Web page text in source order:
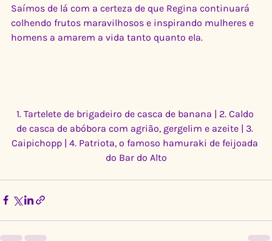
Saímos de lá com a certeza de que Regina continuará
colhendo frutos maravilhosos e inspirando mulheres e
homens a amarem a vida tanto quanto ela.
1. Tartelete de brigadeiro de casca de banana | 2. Caldo
de casca de abóbora com agrião, gergelim e azeite | 3.
Caipichopp | 4. Patriota, o famoso hamuraki de feijoada
do Bar do Alto